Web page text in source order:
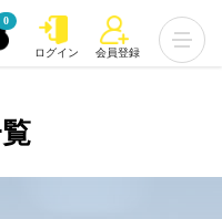
0
ログイン 会員登録